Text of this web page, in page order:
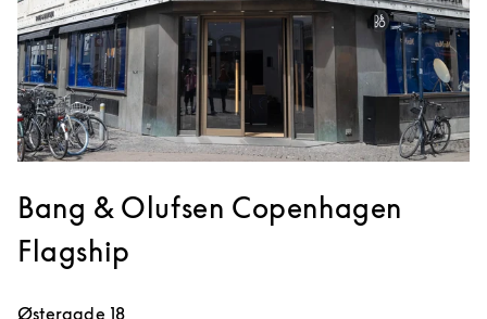
Bang & Olufsen Copenhagen
Flagship
Østergade 18